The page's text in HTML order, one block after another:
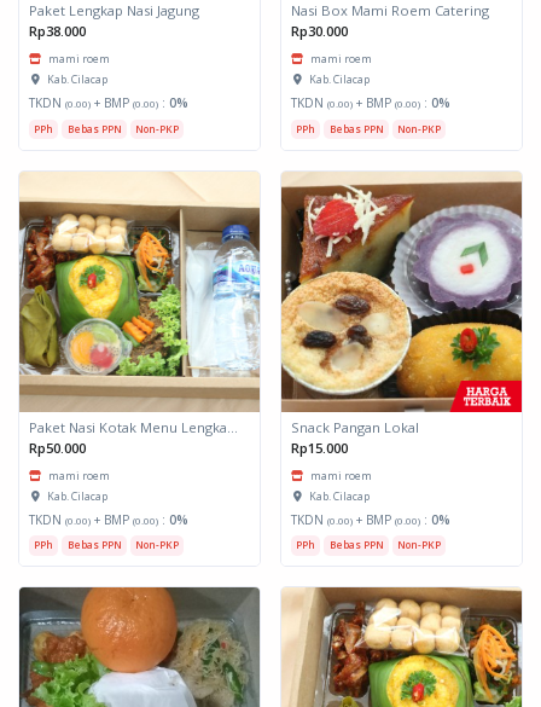
Paket Lengkap Nasi Jagung
Rp38.000
mami roem
Kab. Cilacap
TKDN (0.00) + BMP (0.00) : 0%
PPh Bebas PPN Non-PKP
Nasi Box Mami Roem Catering
Rp30.000
mami roem
Kab. Cilacap
TKDN (0.00) + BMP (0.00) : 0%
PPh Bebas PPN Non-PKP
Rp50.000
mami roem
Kab. Cilacap
TKDN (0.00) + BMP (0.00) : 0%
PPh Bebas PPN Non-PKP
Snack Pangan Lokal
Rp15.000
mami roem
Kab. Cilacap
TKDN (0.00) + BMP (0.00) : 0%
PPh Bebas PPN Non-PKP